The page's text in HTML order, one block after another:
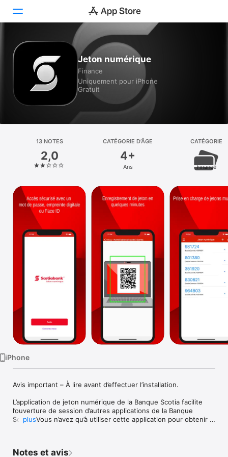
Aujourd’hui
Jeux
Apps
Plateforme
iPhone
iPad
Mac
Vision
Watch
Jeton numérique
Finance
Uniquement pour iPhone
Gratuit
13 NOTES
2,0
CATÉGORIE D’ÂGE
4+
Ans
CATÉGORIE
Finance
iPhone
Avis important – À lire avant d’effectuer l’installation.
L’application de jeton numérique de la Banque Scotia facilite
l’ouverture de session d’autres applications de la Banque
Scotia. Vous n’avez qu’à utiliser cette application pour obtenir
de jeton numérique de la Banque Scotia («l’application»), vous :
plus
Notes et avis